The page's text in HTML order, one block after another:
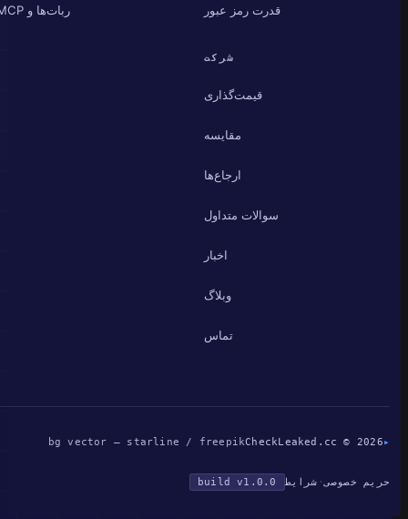
قدرت رمز عبور ربات‌ها و MCP
شرکت
قیمت‌گذاری
مقایسه
ارجاع‌ها
سوالات متداول
اخبار
وبلاگ
تماس
CheckLeaked.cc © 2026
bg vector — starline / freepik
حریم خصوصی·شرایط build v1.0.0